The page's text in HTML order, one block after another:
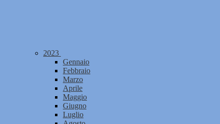
2023
Gennaio
Febbraio
Marzo
Aprile
Maggio
Giugno
Luglio